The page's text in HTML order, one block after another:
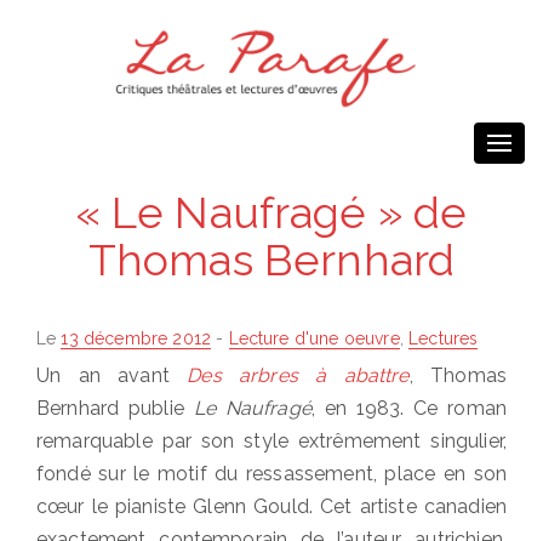
« Le Naufragé » de
Thomas Bernhard
LePosted
13 décembre 2012 - Lecture d'une oeuvre, Lectures
Un an avant Des arbres à abattre, Thomas
Bernhard publie Le Naufragé, en 1983. Ce roman
remarquable par son style extrêmement singulier,
fondé sur le motif du ressassement, place en son
cœur le pianiste Glenn Gould. Cet artiste canadien